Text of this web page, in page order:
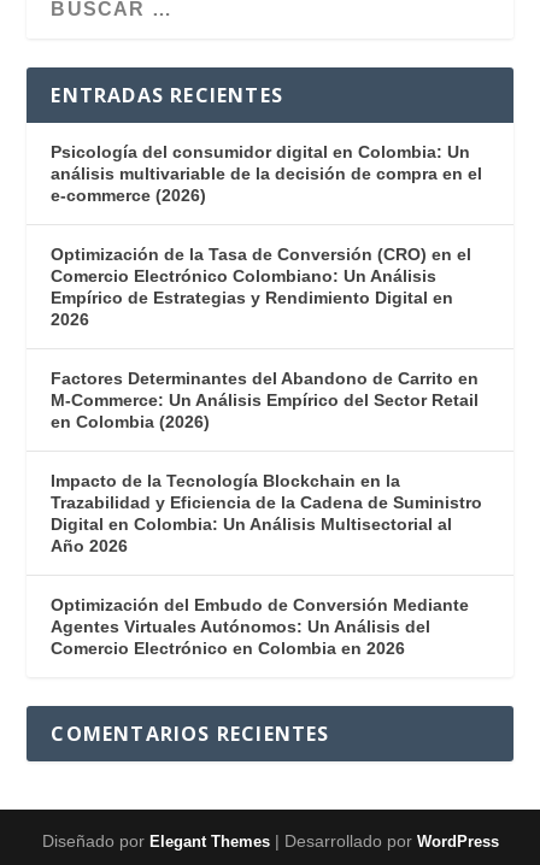
ENTRADAS RECIENTES
Psicología del consumidor digital en Colombia: Un
análisis multivariable de la decisión de compra en el
e-commerce (2026)
Optimización de la Tasa de Conversión (CRO) en el
Comercio Electrónico Colombiano: Un Análisis
Empírico de Estrategias y Rendimiento Digital en
2026
Factores Determinantes del Abandono de Carrito en
M-Commerce: Un Análisis Empírico del Sector Retail
en Colombia (2026)
Impacto de la Tecnología Blockchain en la
Trazabilidad y Eficiencia de la Cadena de Suministro
Digital en Colombia: Un Análisis Multisectorial al
Año 2026
Optimización del Embudo de Conversión Mediante
Agentes Virtuales Autónomos: Un Análisis del
Comercio Electrónico en Colombia en 2026
COMENTARIOS RECIENTES
Diseñado por Elegant Themes| Desarrollado por WordPress